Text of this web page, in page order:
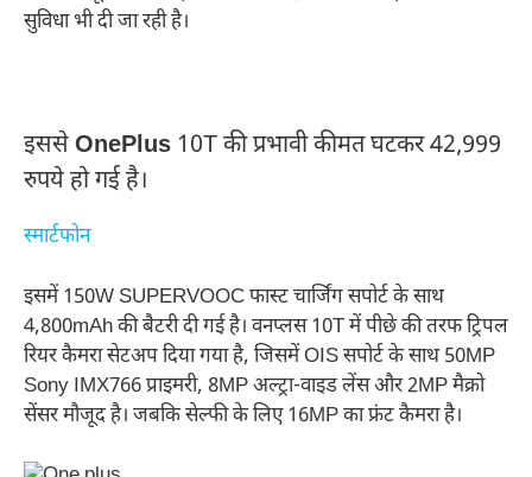
सुविधा भी दी जा रही है।
इससेOnePlus 10T की प्रभावी कीमत घटकर 42,999
रुपये हो गई है।
स्मार्टफोन
इसमें 150W SUPERVOOC फास्ट चार्जिंग सपोर्ट के साथ
4,800mAh की बैटरी दी गई है। वनप्लस 10T में पीछे की तरफ ट्रिपल
रियर कैमरा सेटअप दिया गया है, जिसमें OIS सपोर्ट के साथ 50MP
Sony IMX766 प्राइमरी, 8MP अल्ट्रा-वाइड लेंस और 2MP मैक्रो
सेंसर मौजूद है। जबकि सेल्फी के लिए 16MP का फ्रंट कैमरा है।